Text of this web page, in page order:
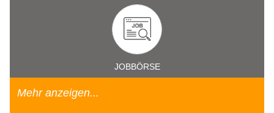
JOBBÖRSE
Mehr anzeigen...